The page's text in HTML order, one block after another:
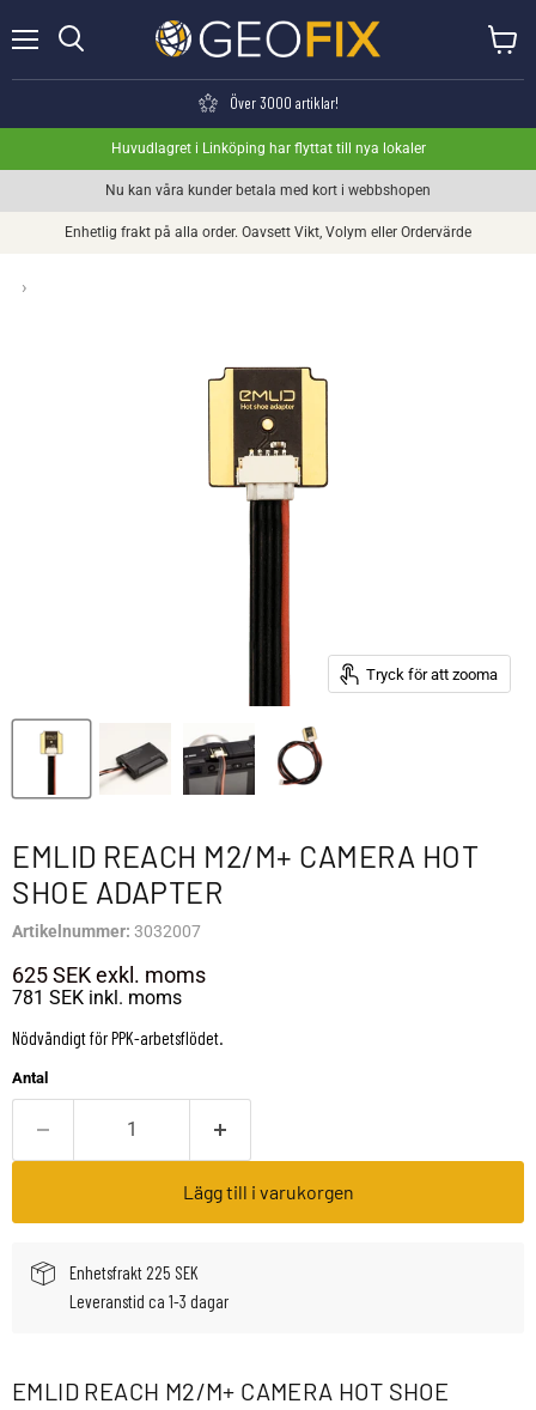
Över 3000 artiklar!
Huvudlagret i Linköping har flyttat till nya lokaler
Nu kan våra kunder betala med kort i webbshopen
Enhetlig frakt på alla order. Oavsett Vikt, Volym eller Ordervärde
›
Tryck för att zooma
EMLID REACH M2/M+ CAMERA HOT
SHOE ADAPTER
Artikelnummer: 3032007
625 SEKexkl. moms
781 SEK inkl. moms
Nödvändigt för PPK-arbetsflödet.
Antal
Lägg till i varukorgen
Enhetsfrakt 225 SEK
Leveranstid ca 1-3 dagar
EMLID REACH M2/M+ CAMERA HOT SHOE